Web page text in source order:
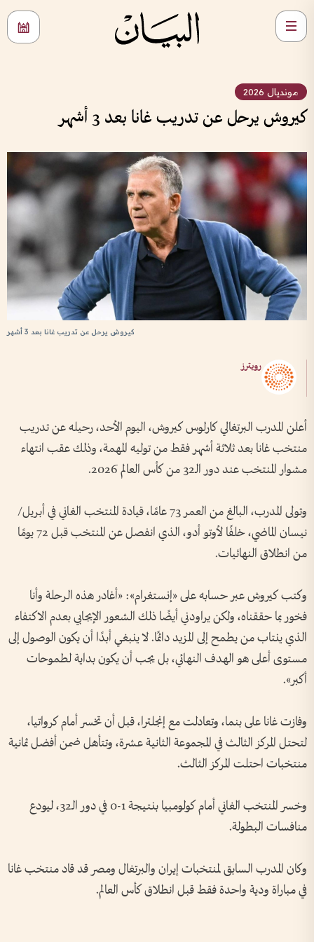
مونديال 2026
كيروش يرحل عن تدريب غانا بعد 3 أشهر
كيروش يرحل عن تدريب غانا بعد 3 أشهر
رويترز
أعلن المدرب البرتغالي كارلوس كيروش، اليوم الأحد، رحيله عن تدريب
منتخب غانا بعد ثلاثة أشهر فقط من توليه المهمة، وذلك عقب انتهاء
مشوار المنتخب عند دور الـ32 من كأس العالم 2026.
وتولى المدرب، البالغ من العمر 73 عامًا، قيادة المنتخب الغاني في أبريل/
نيسان الماضي، خلفًا لأوتو أدو، الذي انفصل عن المنتخب قبل 72 يومًا
من انطلاق النهائيات.
وكتب كيروش عبر حسابه على «إنستغرام»: «أغادر هذه الرحلة وأنا
فخور بما حققناه، ولكن يراودني أيضًا ذلك الشعور الإيجابي بعدم الاكتفاء
الذي ينتاب من يطمح إلى المزيد دائمًا. لا ينبغي أبدًا أن يكون الوصول إلى
مستوى أعلى هو الهدف النهائي، بل يجب أن يكون بداية لطموحات
أكبر».
وفازت غانا على بنما، وتعادلت مع إنجلترا، قبل أن تخسر أمام كرواتيا،
لتحتل المركز الثالث في المجموعة الثانية عشرة، وتتأهل ضمن أفضل ثمانية
منتخبات احتلت المركز الثالث.
وخسر المنتخب الغاني أمام كولومبيا بنتيجة 1-0 في دور الـ32، ليودع
منافسات البطولة.
وكان المدرب السابق لمنتخبات إيران والبرتغال ومصر قد قاد منتخب غانا
في مباراة ودية واحدة فقط قبل انطلاق كأس العالم.